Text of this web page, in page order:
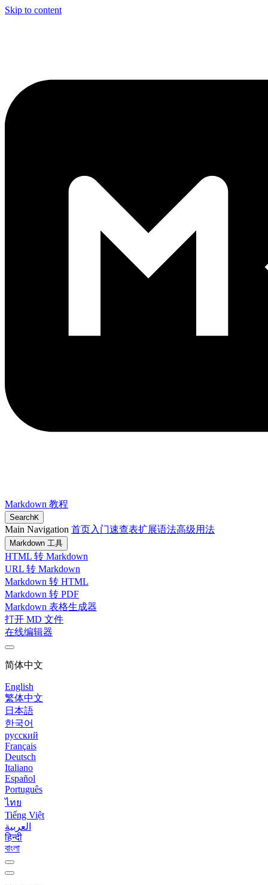
Skip to content
Markdown 教程
SearchK
Main Navigation 首页入门速查表扩展语法高级用法
Markdown 工具
HTML 转 Markdown
URL 转 Markdown
Markdown 转 HTML
Markdown 转 PDF
Markdown 表格生成器
打开 MD 文件
在线编辑器
简体中文
English
繁体中文
日本語
한국어
русский
Français
Deutsch
Italiano
Español
Português
ไทย
Tiếng Việt
العربية
हिन्दी
বাংলা